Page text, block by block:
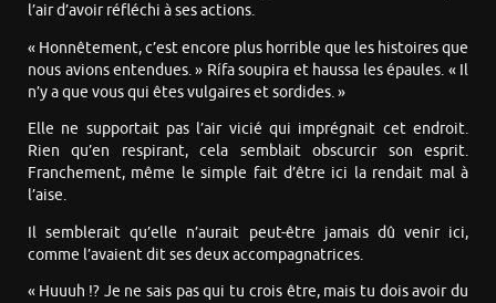
l’air d’avoir réfléchi à ses actions.
« Honnêtement, c’est encore plus horrible que les histoires que
nous avions entendues. » Rífa soupira et haussa les épaules. « Il
n’y a que vous qui êtes vulgaires et sordides. »
Elle ne supportait pas l’air vicié qui imprégnait cet endroit.
Rien qu’en respirant, cela semblait obscurcir son esprit.
Franchement, même le simple fait d’être ici la rendait mal à
l’aise.
Il semblerait qu’elle n’aurait peut-être jamais dû venir ici,
comme l’avaient dit ses deux accompagnatrices.
« Huuuh !? Je ne sais pas qui tu crois être, mais tu dois avoir du